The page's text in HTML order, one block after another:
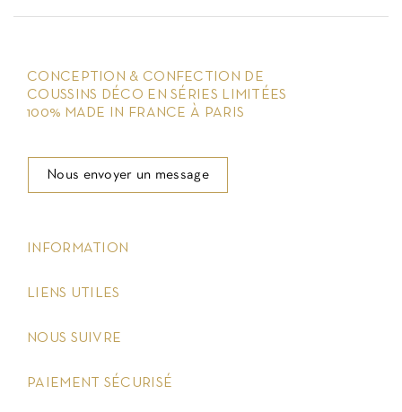
CONCEPTION & CONFECTION DE
COUSSINS DÉCO EN SÉRIES LIMITÉES
100% MADE IN FRANCE À PARIS
Nous envoyer un message
INFORMATION
LIENS UTILES
NOUS SUIVRE
PAIEMENT SÉCURISÉ